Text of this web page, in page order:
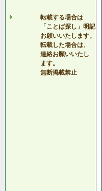
転載する場合は
「ことば探し」明記
お願いいたします。
転載した場合は、
連絡お願いいたし
ます。
無断掲載禁止